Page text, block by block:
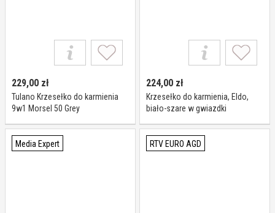
229,00 zł
Tulano Krzesełko do karmienia
9w1 Morsel 50 Grey
224,00 zł
Krzesełko do karmienia, Eldo,
biało-szare w gwiazdki
Media Expert RTV EURO AGD